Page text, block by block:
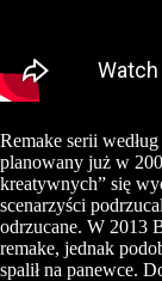
Remake serii
planowany już w
kreatywnych” się
scenarzyści
odrzucane. W 2013
remake, jednak
spalił na panewce.